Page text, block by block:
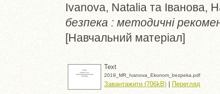
Ivanova, Natalia та Іванова,
безпека : методичні
[Навчальний матеріал]
Text
2019_MR_Ivanova_Ekonom_bezpeka.pdf
Завантажити (706kB) | Перегляд